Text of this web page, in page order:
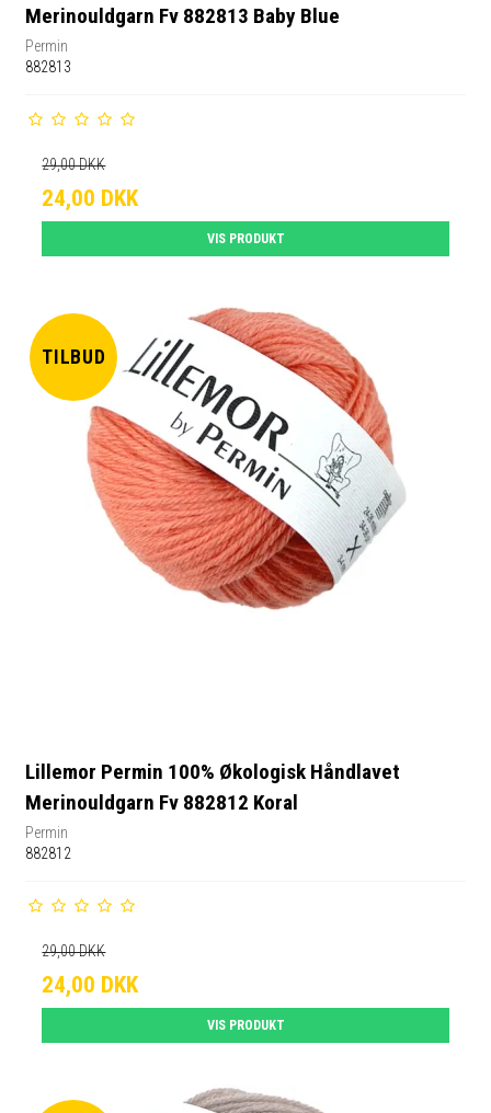
Merinouldgarn Fv 882813 Baby Blue
Permin
882813
29,00 DKK
24,00 DKK
VIS PRODUKT
TILBUD
Lillemor Permin 100% Økologisk Håndlavet
Merinouldgarn Fv 882812 Koral
Permin
882812
29,00 DKK
24,00 DKK
VIS PRODUKT